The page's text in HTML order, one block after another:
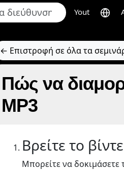
Yout
← Επιστροφή σε όλα τα
Πώς να
MP3
Βρείτε το
Μπορείτε να δοκιμάσετε